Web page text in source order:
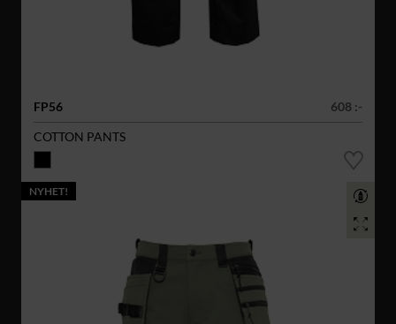
FP56
608 :-
COTTON PANTS
NYHET!